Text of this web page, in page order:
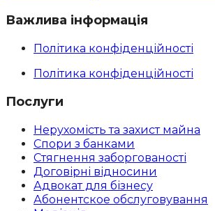
Важлива інформація
Політика конфіденційності
Політика конфіденційності
Послуги
Нерухомість та захист майна
Спори з банками
Стягнення заборгованості
Договірні відносини
Адвокат для бізнесу
Абoнентское обслуговування